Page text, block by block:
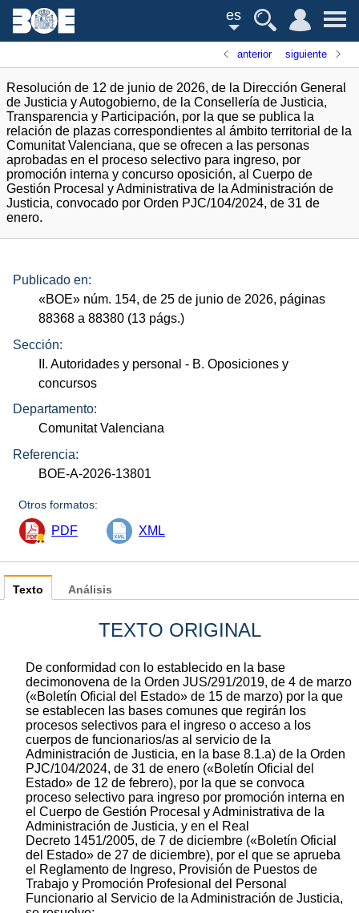
es
anterior siguiente
Resolución de 12 de junio de 2026, de la Dirección General
de Justicia y Autogobierno, de la Consellería de Justicia,
Transparencia y Participación, por la que se publica la
relación de plazas correspondientes al ámbito territorial de la
Comunitat Valenciana, que se ofrecen a las personas
aprobadas en el proceso selectivo para ingreso, por
promoción interna y concurso oposición, al Cuerpo de
Gestión Procesal y Administrativa de la Administración de
Justicia, convocado por Orden PJC/104/2024, de 31 de
enero.
Publicado en:
«BOE» núm. 154, de 25 de junio de 2026, páginas
88368 a 88380 (13 págs.)
Sección:
II. Autoridades y personal - B. Oposiciones y
concursos
Departamento:
Comunitat Valenciana
Referencia:
BOE-A-2026-13801
Otros formatos:
PDF XML
Texto
TEXTO ORIGINAL
De conformidad con lo establecido en la base
decimonovena de la Orden JUS/291/2019, de 4 de marzo
(«Boletín Oficial del Estado» de 15 de marzo) por la que
se establecen las bases comunes que regirán los
procesos selectivos para el ingreso o acceso a los
cuerpos de funcionarios/as al servicio de la
Administración de Justicia, en la base 8.1.a) de la Orden
PJC/104/2024, de 31 de enero («Boletín Oficial del
Estado» de 12 de febrero), por la que se convoca
proceso selectivo para ingreso por promoción interna en
el Cuerpo de Gestión Procesal y Administrativa de la
Administración de Justicia, y en el Real
Decreto 1451/2005, de 7 de diciembre («Boletín Oficial
del Estado» de 27 de diciembre), por el que se aprueba
el Reglamento de Ingreso, Provisión de Puestos de
Trabajo y Promoción Profesional del Personal
Funcionario al Servicio de la Administración de Justicia,
Análisis